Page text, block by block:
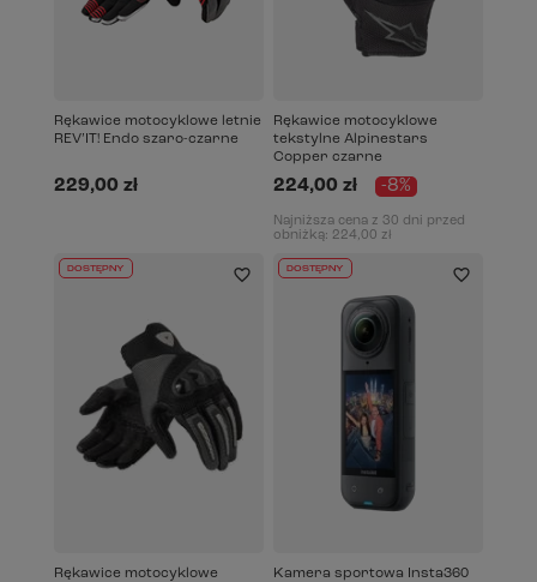
Rękawice motocyklowe letnie
REV’IT! Endo szaro-czarne
229,00 zł
Rękawice motocyklowe
tekstylne Alpinestars
Copper czarne
224,00 zł -8%
Najniższa cena z 30 dni przed
obniżką: 224,00 zł
DOSTĘPNY
Rękawice motocyklowe
DOSTĘPNY
Kamera sportowa Insta360